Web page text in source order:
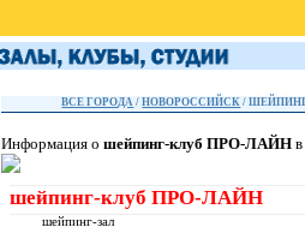
ВСЕ ГОРОДА /НОВОРОССИЙСК /
Информация о шейпинг-клуб ПРО-ЛАЙН
шейпинг-клуб ПРО-ЛАЙН
шейпинг-зал